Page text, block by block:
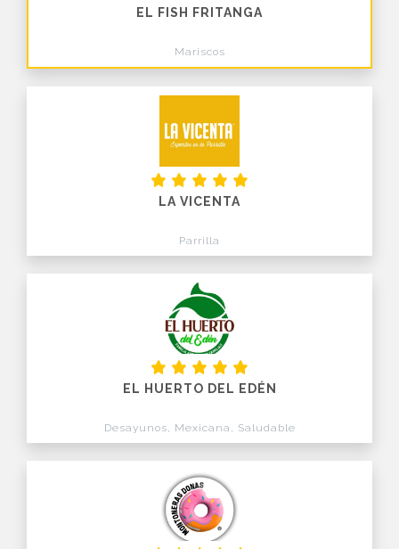
EL FISH FRITANGA
Mariscos
LA VICENTA
Parrilla
EL HUERTO DEL EDÉN
Desayunos, Mexicana, Saludable